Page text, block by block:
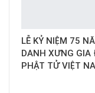
LỄ KỶ NIỆM 75
DANH XƯNG GIA
PHẬT TỬ VIỆT